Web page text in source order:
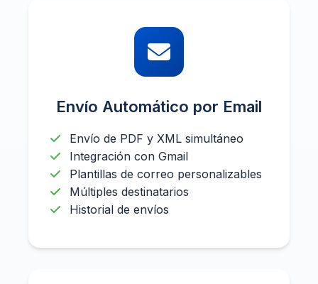
Envío Automático por Email
Envío de PDF y XML simultáneo
Integración con Gmail
Plantillas de correo personalizables
Múltiples destinatarios
Historial de envíos